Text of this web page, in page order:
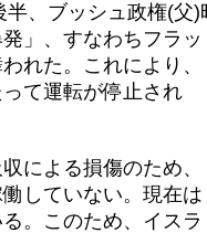
、ブッシュ政権(父)
」、すなわちフラッ
れた。これにより、
て運転が停止され
による損傷のため、
していない。現在は
。このため、イスラ